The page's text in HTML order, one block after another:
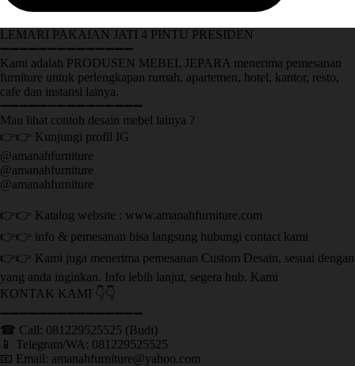
LEMARI PAKAIAN JATI 4 PINTU PRESIDEN
➖➖➖➖➖➖➖➖➖➖➖➖➖➖
Kami adalah PRODUSEN MEBEL JEPARA menerima pemesanan
furniture untuk perlengkapan rumah, apartemen, hotel, kantor, resto,
cafe dan instansi lainya.
➖➖➖➖➖➖➖➖➖➖➖➖➖➖➖
Mau lihat contoh desain mebel lainya ?
👉👉 Kunjungi profil IG
@amanahfurniture
@amanahfurniture
@amanahfurniture
👉👉 Katalog website : www.amanahfurniture.com
👉👉 info & pemesanan bisa langsung hubungi contact kami
👉👉 Kami juga menerima pemesanan Custom Desain, sesuai dengan
yang anda inginkan. Info lebih lanjut, segera hub. Kami
KONTAK KAMI 👇👇
➖➖➖➖➖➖➖➖➖➖➖➖➖➖➖ ㅤ
☎ Call: 081229525525 (Budi)
📱 Telegram/WA: 081229525525
📧 Email: amanahfurniture@yahoo.com